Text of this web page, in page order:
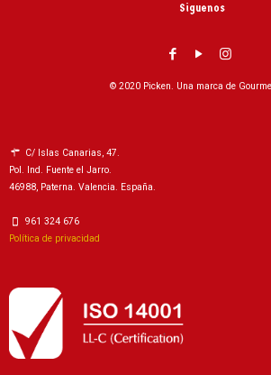
Siguenos
© 2020 Picken. Una marca de
C/ Islas Canarias, 47.
Pol. Ind. Fuente el Jarro.
46988, Paterna. Valencia. España.
961 324 676
Política de privacidad